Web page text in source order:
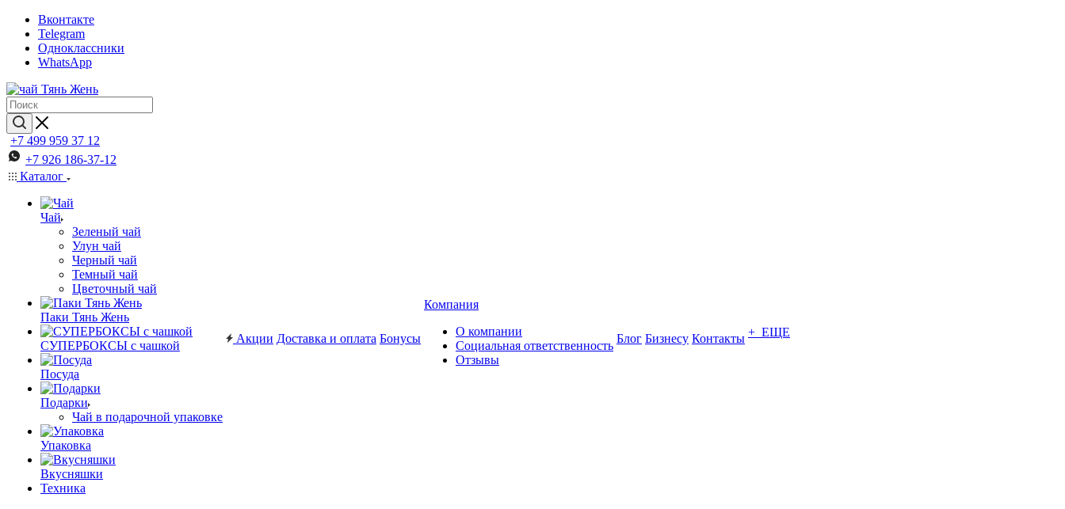
Вконтакте
Telegram
Одноклассники
WhatsApp
+7 499 959 37 12
+7 926 186-37-12
Каталог
Чай
Зеленый чай
Улун чай
Черный чай
Темный чай
Цветочный чай
Паки Тянь Жень
СУПЕРБОКСЫ с чашкой
Посуда
Подарки
Чай в подарочной упаковке
Упаковка
Вкусняшки
Техника
Акции Доставка и оплата Бонусы
Компания
О компании
Социальная ответственность
Отзывы
Блог Бизнесу Контакты + ЕЩЕ